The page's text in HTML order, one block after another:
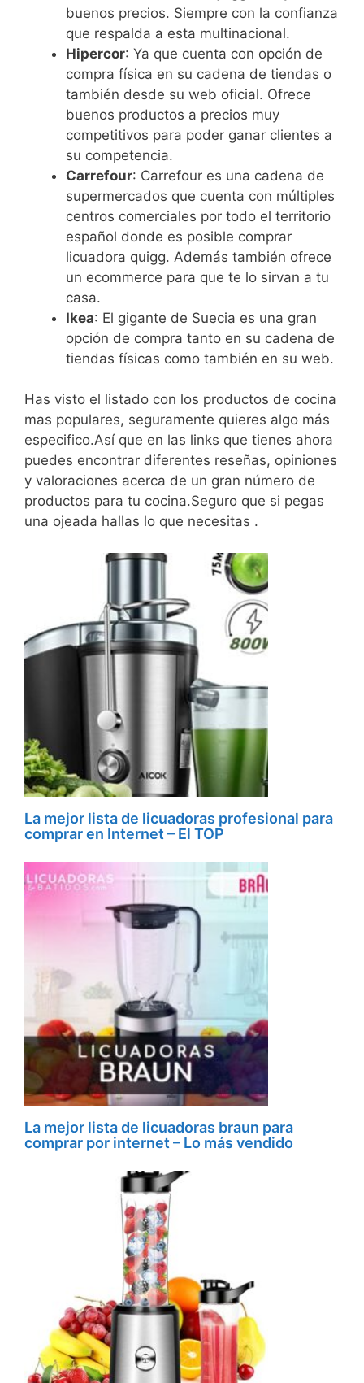
buenos precios. Siempre con la confianza
que respalda a esta multinacional.
Hipercor: Ya que cuenta con opción de
compra física en su cadena de tiendas o
también desde su web oficial. Ofrece
buenos productos a precios muy
competitivos para poder ganar clientes a
su competencia.
Carrefour: Carrefour es una cadena de
supermercados que cuenta con múltiples
centros comerciales por todo el territorio
español donde es posible comprar
licuadora quigg. Además también ofrece
un ecommerce para que te lo sirvan a tu
casa.
Ikea: El gigante de Suecia es una gran
opción de compra tanto en su cadena de
tiendas físicas como también en su web.
Has visto el listado con los productos de cocina
mas populares, seguramente quieres algo más
especifico.Así que en las links que tienes ahora
puedes encontrar diferentes reseñas, opiniones
y valoraciones acerca de un gran número de
productos para tu cocina.Seguro que si pegas
una ojeada hallas lo que necesitas .
La mejor lista de licuadoras profesional para
comprar en Internet – El TOP
La mejor lista de licuadoras braun para
comprar por internet – Lo más vendido